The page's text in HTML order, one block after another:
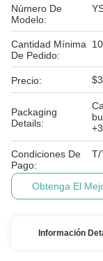
Número De
Modelo:
Cantidad Mínima
De Pedido:
Precio:
Packaging
Details:
Condiciones De
Pago:
T/
Obtenga El
Información